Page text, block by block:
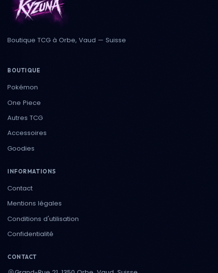
Boutique TCG à Orbe, Vaud — Suisse
BOUTIQUE
Pokémon
One Piece
Autres TCG
Accessoires
Goodies
INFORMATIONS
Contact
Mentions légales
Conditions d'utilisation
Confidentialité
CONTACT